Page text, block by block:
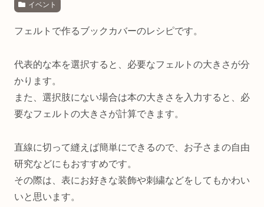
イベント
フェルトで作るブックカバーのレシピです。
代表的な本を選択すると、必要なフェルトの大きさが分
かります。
また、選択肢にない場合は本の大きさを入力すると、必
要なフェルトの大きさが計算できます。
直線に切って縫えば簡単にできるので、お子さまの自由
研究などにもおすすめです。
その際は、表にお好きな装飾や刺繍などをしてもかわい
いと思います。